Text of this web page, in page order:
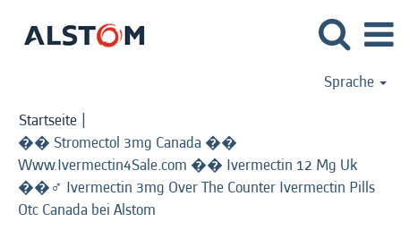
Sprache
Startseite |
�� Stromectol 3mg Canada ��
Www.Ivermectin4Sale.com �� Ivermectin 12 Mg Uk
��‍♂️ Ivermectin 3mg Over The Counter Ivermectin Pills
Otc Canada bei Alstom